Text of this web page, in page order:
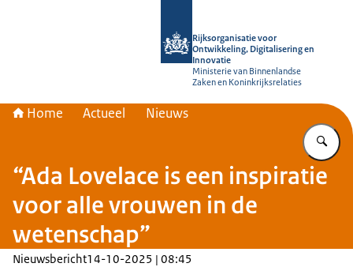
Rijksorganisatie voor
Ontwikkeling, Digitalisering en
Innovatie
Ministerie van Binnenlandse
Zaken en Koninkrijksrelaties
Home Actueel Nieuws
“Ada Lovelace is een inspiratie
voor alle vrouwen in de
wetenschap”
Nieuwsbericht14-10-2025 | 08:45